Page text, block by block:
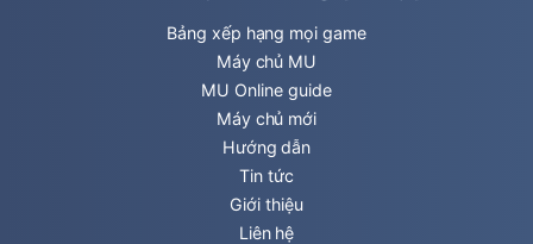
Bảng xếp hạng mọi game
Máy chủ MU
MU Online guide
Máy chủ mới
Hướng dẫn
Tin tức
Giới thiệu
Liên hệ